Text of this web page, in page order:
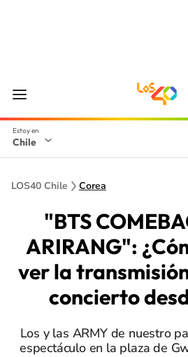
Chile
LOS40 Chile Corea
"BTS
ARIRANG":
ver la
concierto
Los y las ARMY de nuestro
espectáculo en la plaza de